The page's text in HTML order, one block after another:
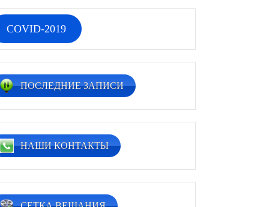
COVID-2019
ПОСЛЕДНИЕ ЗАПИСИ
НАШИ КОНТАКТЫ